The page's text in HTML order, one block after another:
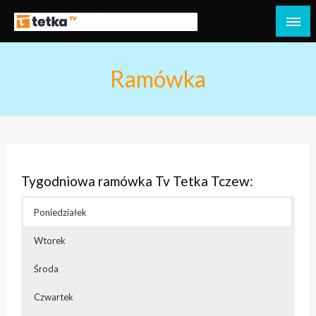
treściTv Tetka Tczew
Tetka Tczew – Twoja lokalna telewizja!
Ramówka
Tygodniowa ramówka Tv Tetka Tczew:
Poniedziałek
Wtorek
Środa
Czwartek